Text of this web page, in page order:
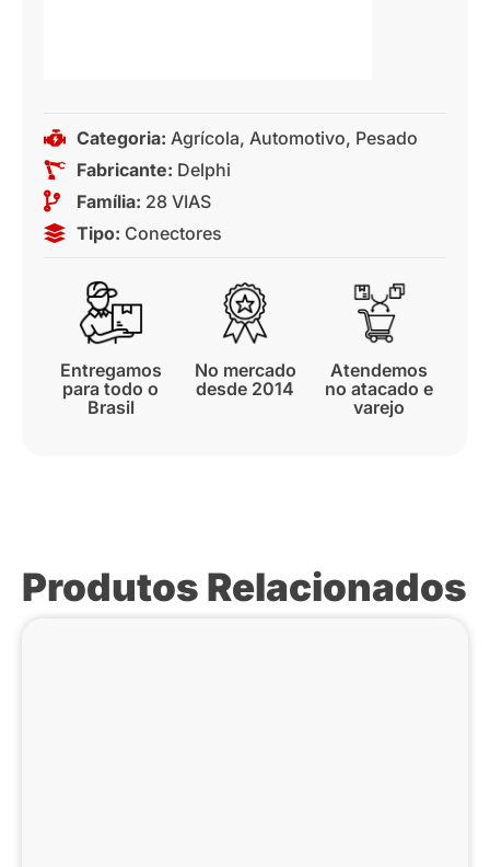
Categoria: Agrícola, Automotivo, Pesado
Fabricante: Delphi
Família: 28 VIAS
Tipo: Conectores
Entregamos
para todo o
Brasil
No mercado
desde 2014
Atendemos
no atacado e
varejo
Produtos Relacionados